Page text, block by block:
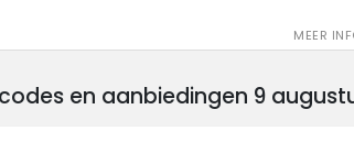
MEER
en aanbiedingen 9